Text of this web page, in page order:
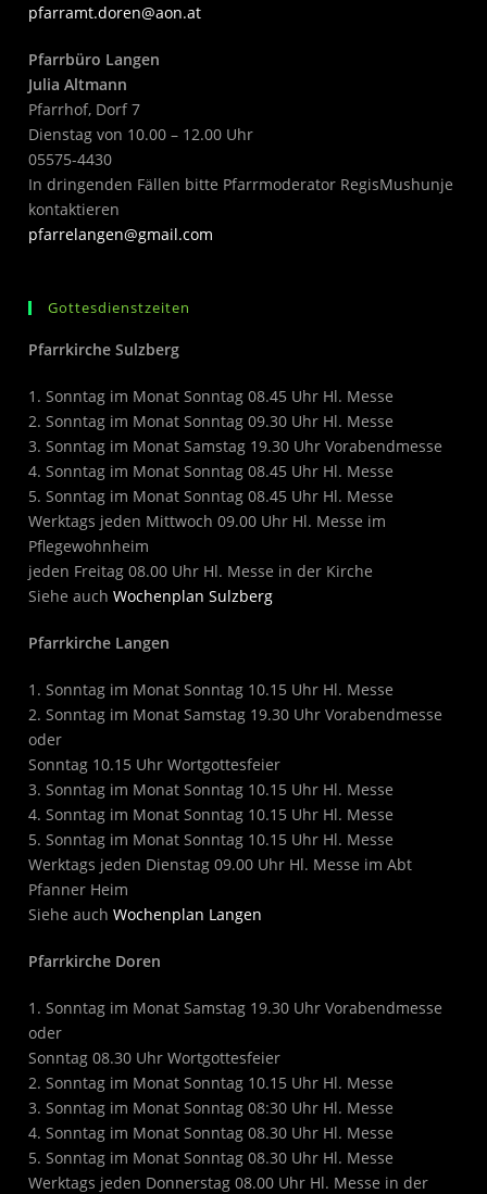
pfarramt.doren@aon.at
Pfarrbüro Langen
Julia Altmann
Pfarrhof, Dorf 7
Dienstag von 10.00 – 12.00 Uhr
05575-4430
In dringenden Fällen bitte Pfarrmoderator RegisMushunje
kontaktieren
pfarrelangen@gmail.com
Gottesdienstzeiten
Pfarrkirche Sulzberg
1. Sonntag im Monat Sonntag 08.45 Uhr Hl. Messe
2. Sonntag im Monat Sonntag 09.30 Uhr Hl. Messe
3. Sonntag im Monat Samstag 19.30 Uhr Vorabendmesse
4. Sonntag im Monat Sonntag 08.45 Uhr Hl. Messe
5. Sonntag im Monat Sonntag 08.45 Uhr Hl. Messe
Werktags jeden Mittwoch 09.00 Uhr Hl. Messe im
Pflegewohnheim
jeden Freitag 08.00 Uhr Hl. Messe in der Kirche
Siehe auchWochenplan Sulzberg
Pfarrkirche Langen
1. Sonntag im Monat Sonntag 10.15 Uhr Hl. Messe
2. Sonntag im Monat Samstag 19.30 Uhr Vorabendmesse
oder
Sonntag 10.15 Uhr Wortgottesfeier
3. Sonntag im Monat Sonntag 10.15 Uhr Hl. Messe
4. Sonntag im Monat Sonntag 10.15 Uhr Hl. Messe
5. Sonntag im Monat Sonntag 10.15 Uhr Hl. Messe
Werktags jeden Dienstag 09.00 Uhr Hl. Messe im Abt
Pfanner Heim
Siehe auchWochenplan Langen
Pfarrkirche Doren
1. Sonntag im Monat Samstag 19.30 Uhr Vorabendmesse
oder
Sonntag 08.30 Uhr Wortgottesfeier
2. Sonntag im Monat Sonntag 10.15 Uhr Hl. Messe
3. Sonntag im Monat Sonntag 08:30 Uhr Hl. Messe
4. Sonntag im Monat Sonntag 08.30 Uhr Hl. Messe
5. Sonntag im Monat Sonntag 08.30 Uhr Hl. Messe
Werktags jeden Donnerstag 08.00 Uhr Hl. Messe in der